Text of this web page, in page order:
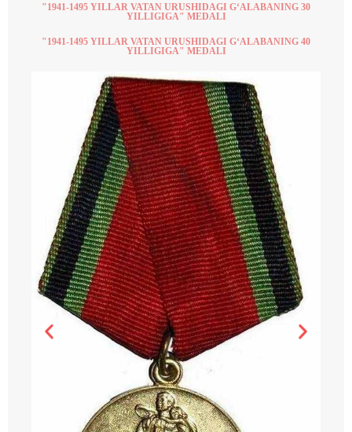
"1941-1495 YILLAR VATAN URUSHIDAGI G‘ALABANING 30
YILLIGIGA" MEDALI
"1941-1495 YILLAR VATAN URUSHIDAGI G‘ALABANING 40
YILLIGIGA" MEDALI